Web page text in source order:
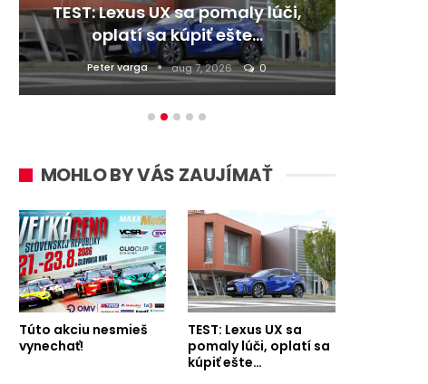
Lexus UX sa pomaly lúči,
oplatí sa kúpiť ešte…
varga aug 7, 2026 0
TEST: Dacia
Daniel Balucha
MOHLO BY VÁS ZAUJÍMAŤ
Túto akciu nesmieš
vynechať!
TEST: Lexus UX sa
pomaly lúči, oplatí sa
kúpiť ešte…